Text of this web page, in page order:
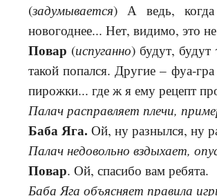
(задумывается) А ведь, когда
новогоднее... Нет, видимо, это
Повар (испуганно) будут,
такой попался. Другие – фуа-
пирожки... где ж я ему рецепт
Палач расправляет плечи,
Баба Яга. Ой, ну разнылся, ну
Палач недовольно вздыхает,
Повар. Ой, спасибо вам ребята.
Баба Яга объясняет правила